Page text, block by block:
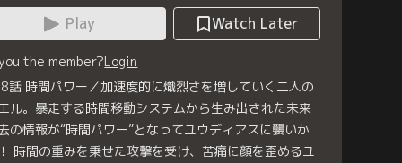
Play
Watch Later
the member?Login
話 時間パワー／加速度的に熾烈さを増していく二人の
ル。暴走する時間移動システムから生み出された未来
の情報が“時間パワー”となってユウディアスに襲いか
時間の重みを乗せた攻撃を受け、苦痛に顔を歪めるユ